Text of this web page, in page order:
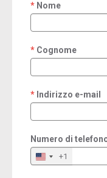
Nome
required
Cognome
required
Indirizzo e-mail
required
Numero di
+1